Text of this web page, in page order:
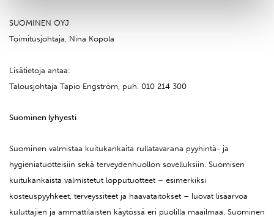
SUOMINEN OYJ
Toimitusjohtaja, Nina Kopola
Lisätietoja antaa:
Talousjohtaja Tapio Engström, puh. 010 214 300
Suominen lyhyesti
Suominen valmistaa kuitukankaita rullatavarana pyyhintä- ja
hygieniatuotteisiin sekä terveydenhuollon sovelluksiin. Suomisen
kuitukankaista valmistetut lopputuotteet – esimerkiksi
kosteuspyyhkeet, terveyssiteet ja haavataitokset – luovat lisäarvoa
kuluttajien ja ammattilaisten käytössä eri puolilla maailmaa. Suominen